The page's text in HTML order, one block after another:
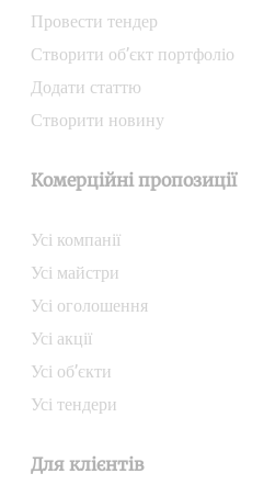
Провести тендер
Створити об’єкт портфоліо
Додати статтю
Створити новину
Комерційні пропозиції
Усі компанії
Усі майстри
Усі оголошення
Усі акції
Усі об’єкти
Усі тендери
Для клієнтів